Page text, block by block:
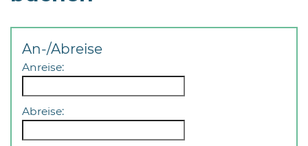
An-/Abreise
Anreise:
Abreise: